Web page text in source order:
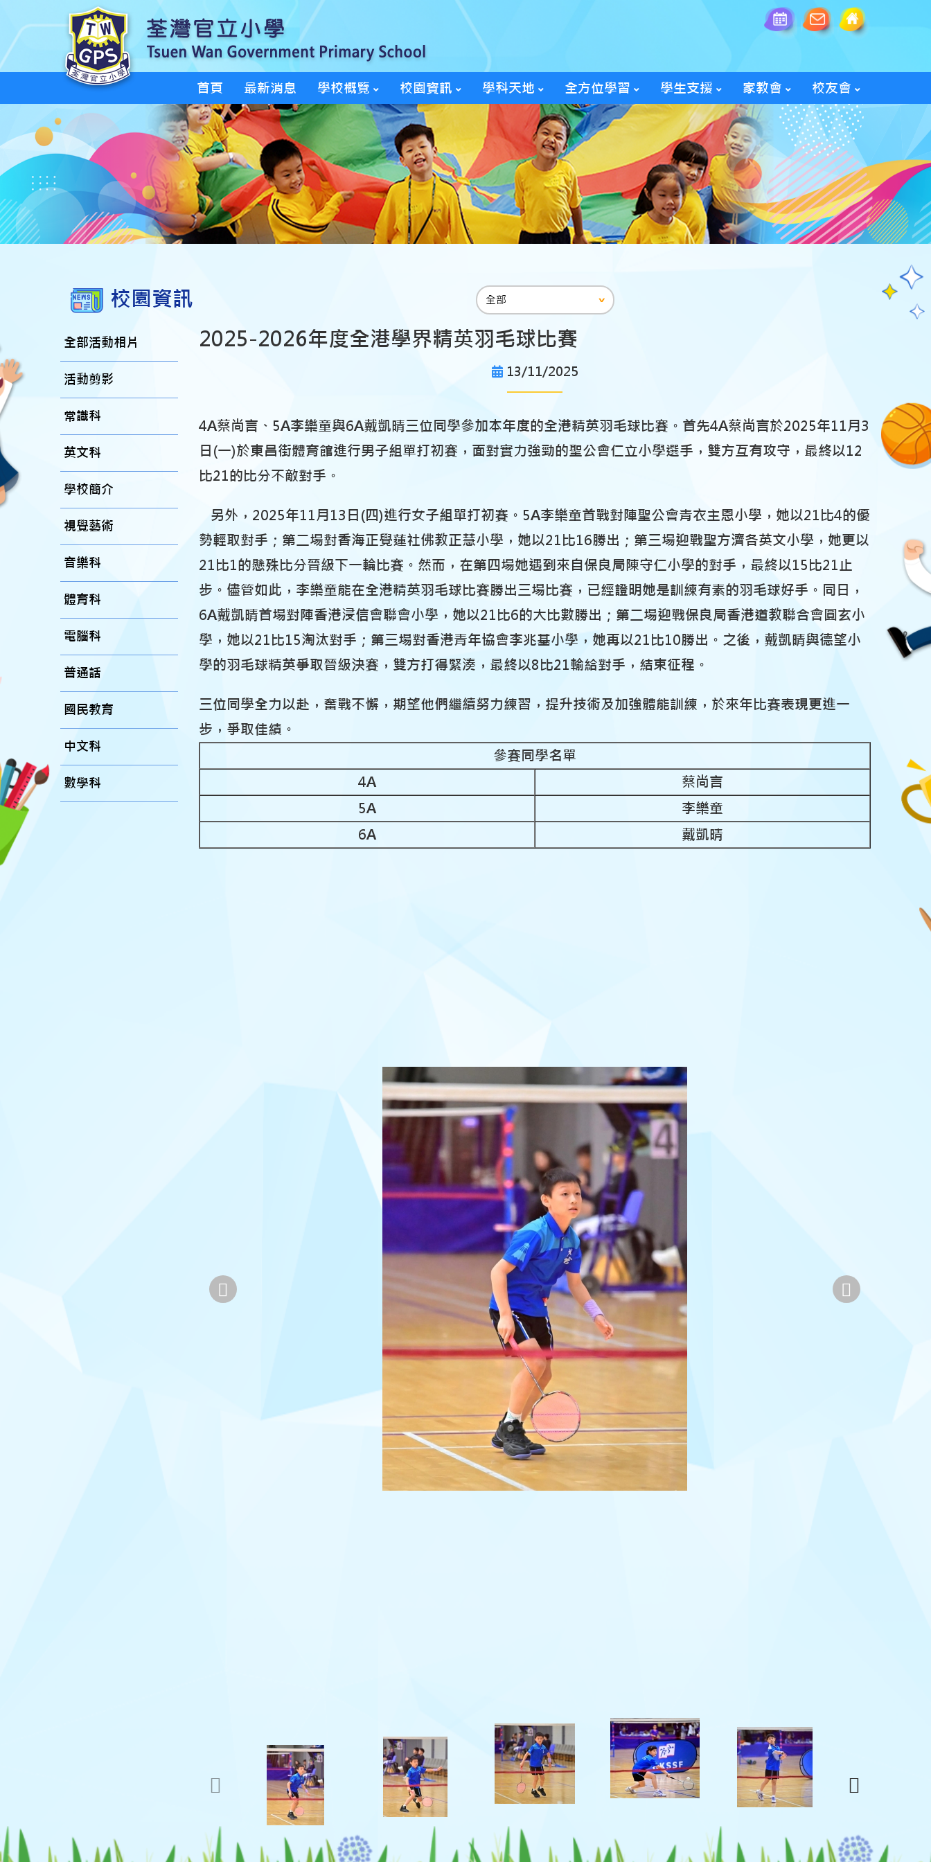
首頁 最新消息 學校概覽 校園資訊 學科天地 全方位學習 學生支援 家教會 校友會
校園資訊
全部活動相片
活動剪影
常識科
英文科
學校簡介
視覺藝術
音樂科
體育科
電腦科
普通話
國民教育
中文科
數學科
2025-2026年度全港學界精英羽毛球比賽
13/11/2025
4A蔡尚言 、5A李樂童與6A戴凱晴三位同學參加本年度的全港精英羽毛球比賽。首先4A蔡尚言於2025年11月3
日(一)於東昌街體育館進行男子組單打初賽， 面對實力強勁的聖公會仁立小學選手，雙方互有攻守 ，最終以12
比21的比分不敵對手。
另外，2025年11月13日(四)進行女子組單打初賽。 5A李樂童首戰對陣聖公會青衣主恩小學 ，她以21比4的優
勢輕取對手；第二場對香海正覺蓮社佛教正慧小學 ，她以21比16勝出；第三場迎戰聖方濟各英文小學，她更以
21比1的懸殊比分晉級下一輪比賽。然而，在第四場她遇到來自保良局陳守仁小學的對手，最終以15比21止
步。儘管如此，李樂童能在全港精英羽毛球比賽勝出三場比賽，已經證明她是訓練有素的羽毛球好手。同日，
6A戴凱晴首場對陣香港浸信會聯會小學 ，她以21比6的大比數勝出；第二場迎戰保良局香港道教聯合會圓玄小
學 ，她以21比15淘汰對手；第三場對香港青年協會李兆基小學 ，她再以21比10勝出。之後，戴凱晴與德望小
學的羽毛球精英爭取晉級決賽，雙方打得緊湊，最終以8比21輸給對手，結束征程。
三位同學全力以赴，奮戰不懈， 期望他們繼續努力練習，提升技術及加強體能訓練，於來年比賽表現更進一
步，爭取佳績。
參賽同學名單
4A 蔡尚言
5A
李樂童
6A
戴凱晴